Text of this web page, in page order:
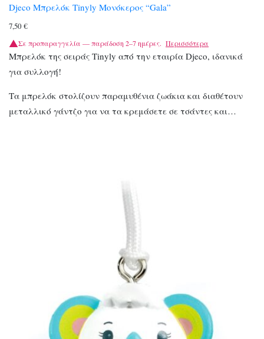
Djeco Μπρελόκ Tinyly Μονόκερος “Gala”
7,50 €
Σε προπαραγγελία — παράδοση 2–7 ημέρες. Περισσότερα
Μπρελόκ της σειράς Tinyly από την εταιρία Djeco, ιδανικά
για συλλογή!
Τα μπρελόκ στολίζουν παραμυθένια ζωάκια και διαθέτουν
μεταλλικό γάντζο για να τα κρεμάσετε σε τσάντες και…